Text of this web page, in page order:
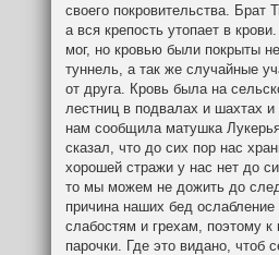
своего покровительства. Брат
а вся крепость утопает в
мог, но кровью были покрыты
туннель, а так же случайные
от друга. Кровь была на
лестниц в подвалах и шахтах
нам сообщила матушка
сказал, что до сих пор нас
хорошей стражи у нас нет до
то мы можем не дожить до
причина наших бед
слабостям и грехам, поэтому
парочки. Где это видано, чтоб